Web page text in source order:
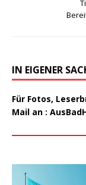
IN EIGENER
Für Fotos,
Mail an :